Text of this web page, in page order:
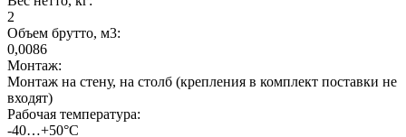
2
Объем брутто, м3:
0,0086
Монтаж:
Монтаж на стену, на столб (крепления в комплект поставки не
входят)
Рабочая температура:
-40…+50°С